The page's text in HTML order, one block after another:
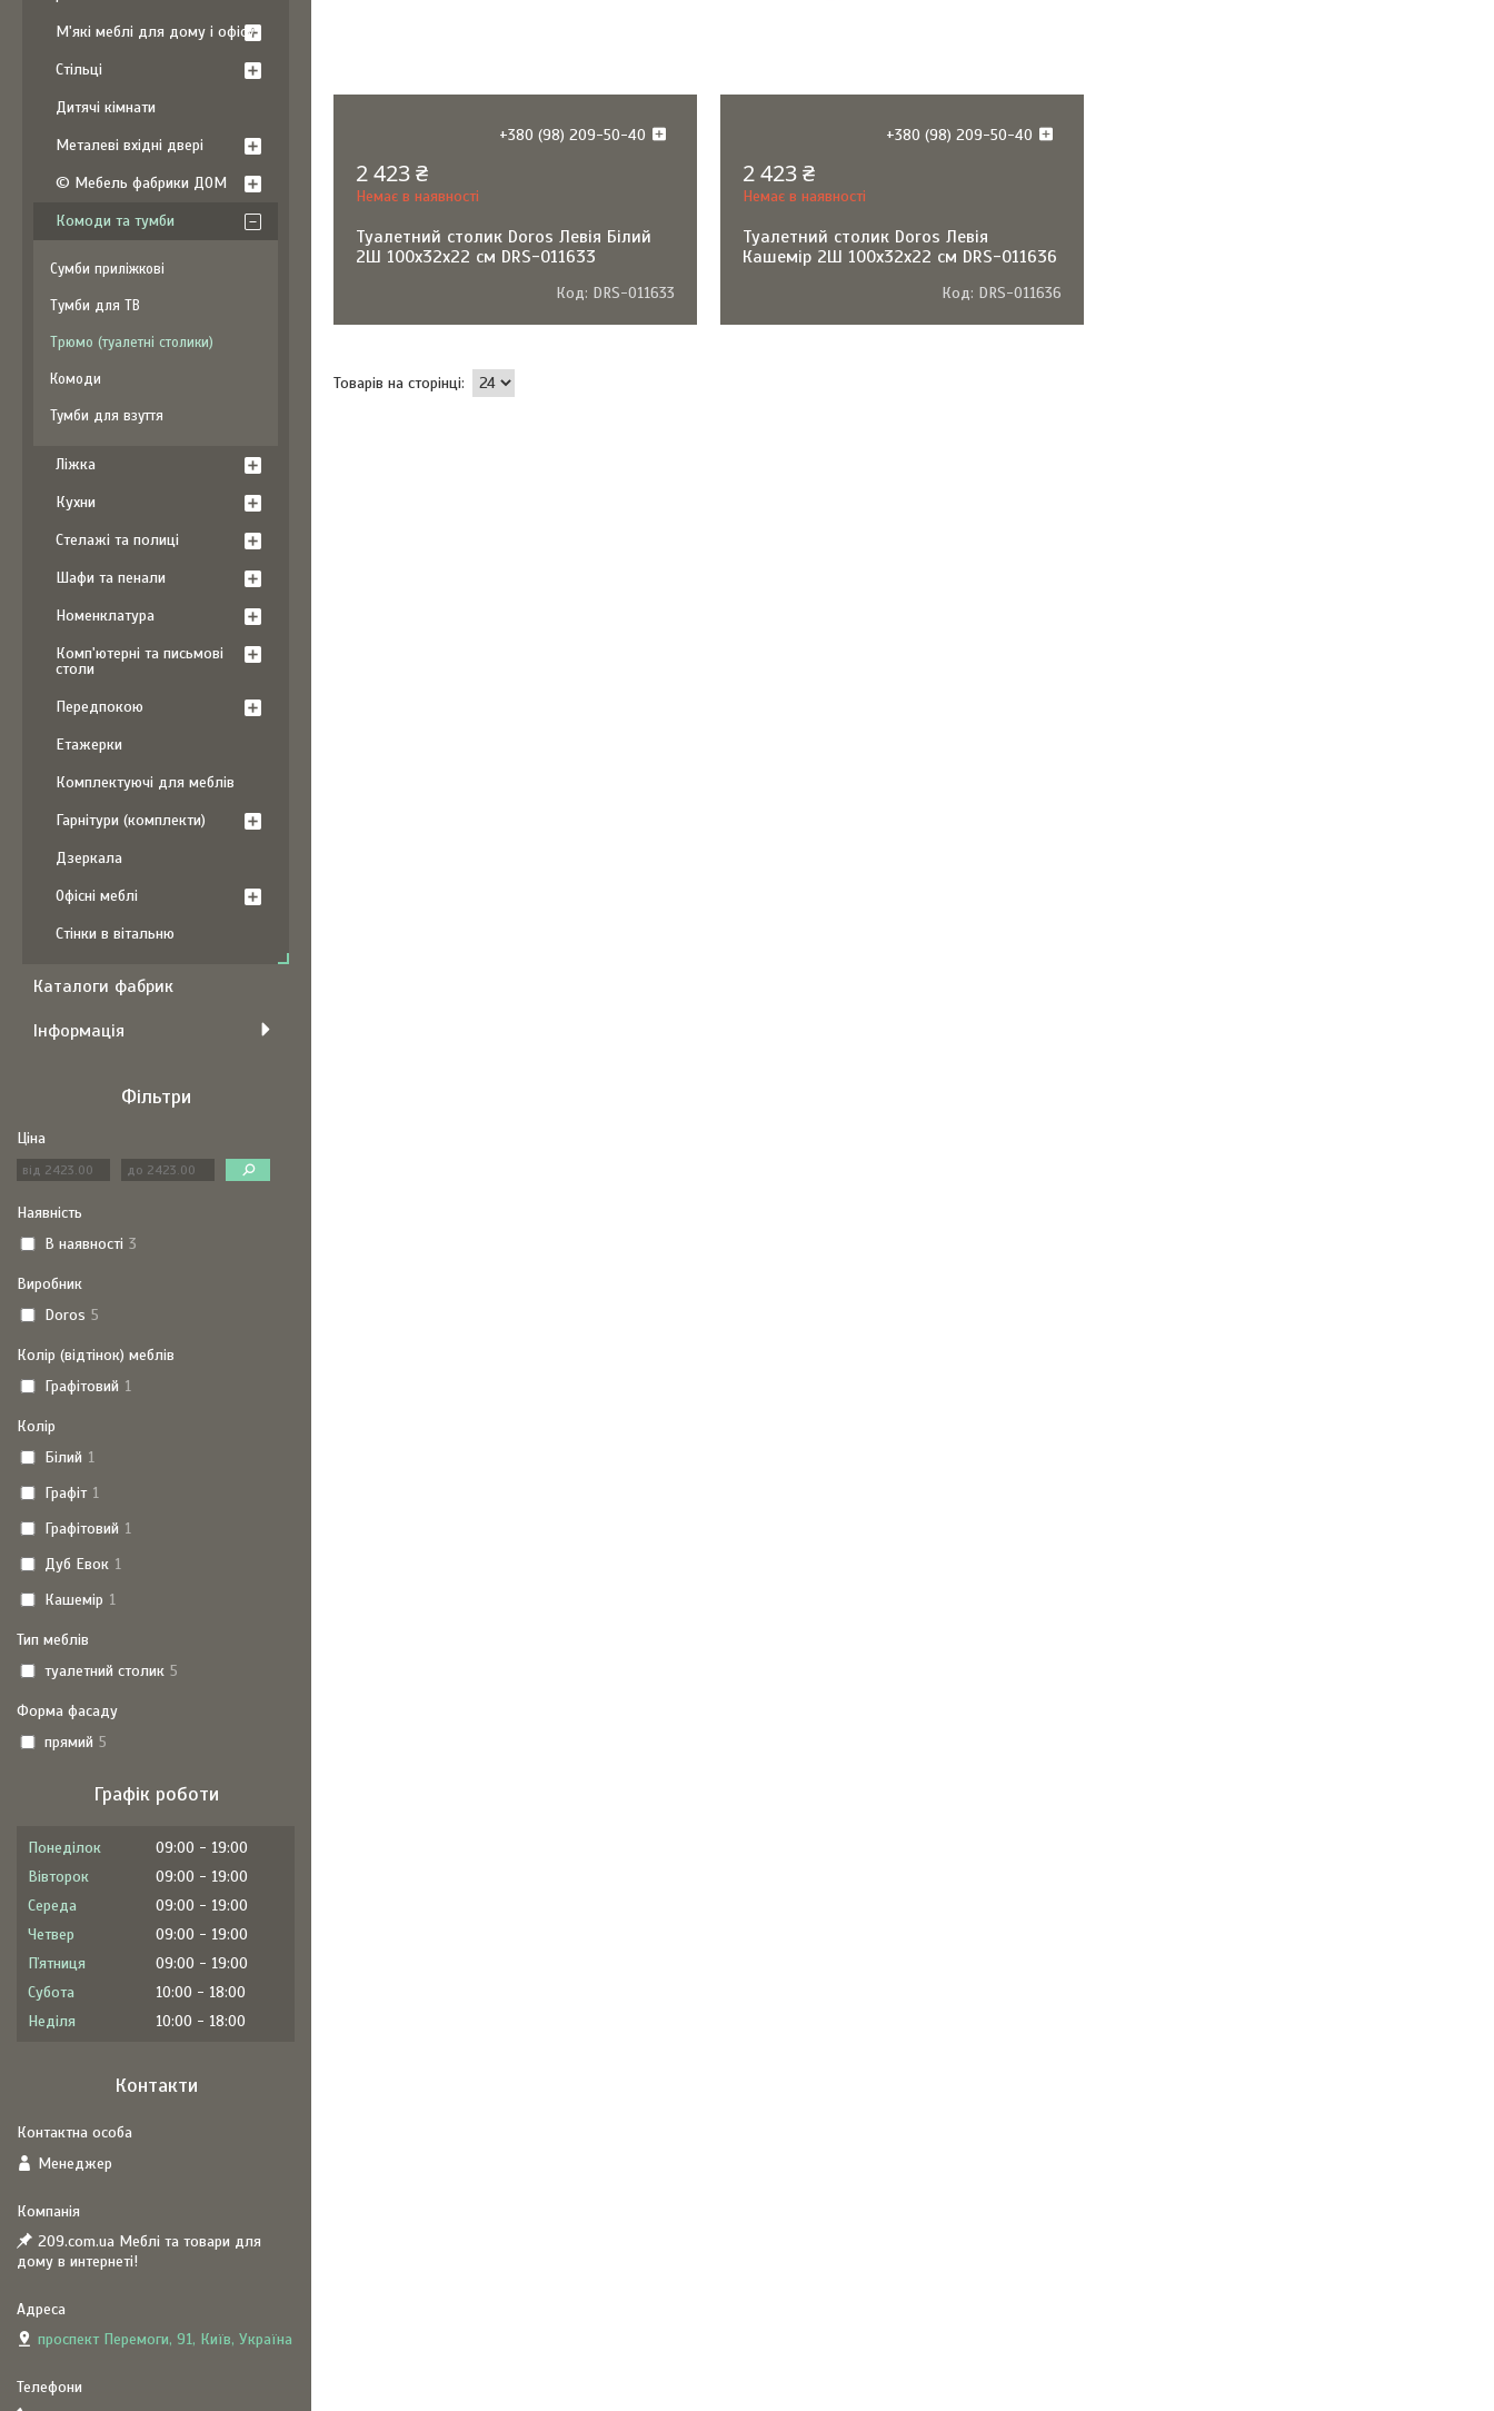
+380 (98) 209-50-40
2 423 ₴
Немає в наявності
Туалетний столик Doros Левія Білий
2Ш 100х32х22 см DRS-011633
DRS-011633
+380 (98) 209-50-40
2 423 ₴
Немає в наявності
Туалетний столик Doros Левія
Кашемір 2Ш 100х32х22 см DRS-011636
DRS-011636
М'які меблі для дому і офісу
Стільці
Дитячі кімнати
Металеві вхідні двері
© Мебель фабрики ДОМ
Комоди та тумби
Сумби приліжкові
Tумби для ТВ
Tрюмо (туалетні столики)
Комоди
Тумби для взуття
Ліжка
Кухни
Стелажі та полиці
Шафи та пенали
Номенклатура
Комп'ютерні та письмові
столи
Передпокою
Етажерки
Комплектуючі для меблів
Гарнітури (комплекти)
Дзеркала
Офісні меблі
Стінки в вітальню
Каталоги фабрик
Інформація
Фільтри
Ціна
Наявність
В наявності 3
Виробник
Doros 5
Колір (відтінок) меблів
Графітовий 1
Колір
Білий 1
Графіт 1
Графітовий 1
Дуб Евок 1
Кашемір 1
Тип меблів
туалетний столик 5
Форма фасаду
прямий 5
Графік роботи
Понеділок 09:00
19:00
Вівторок
09:00
19:00
Середа
09:00
19:00
Четвер
09:00
19:00
Пʼятниця
09:00
19:00
Субота
10:00
18:00
Неділя
10:00 18:00
Контакти
Менеджер
209.com.ua Меблі та товари для
дому в интернеті!
проспект Перемоги, 91, Київ, Україна